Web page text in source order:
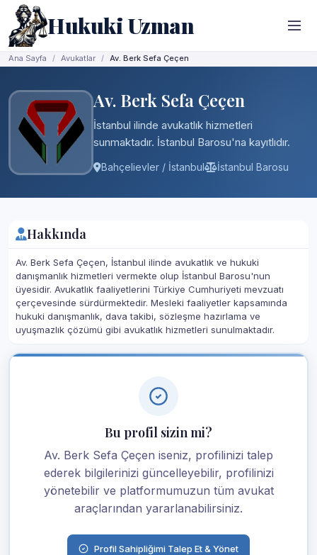
Hukuki Uzman
Ana Sayfa Avukatlar Av. Berk Sefa Çeçen
Av. Berk Sefa Çeçen
İstanbul ilinde avukatlık hizmetleri
sunmaktadır. İstanbul Barosu'na kayıtlıdır.
Bahçelievler / İstanbul İstanbul Barosu
Hakkında
Av. Berk Sefa Çeçen, İstanbul ilinde avukatlık ve hukuki
danışmanlık hizmetleri vermekte olup İstanbul Barosu'nun
üyesidir. Avukatlık faaliyetlerini Türkiye Cumhuriyeti mevzuatı
çerçevesinde sürdürmektedir. Mesleki faaliyetler kapsamında
hukuki danışmanlık, dava takibi, sözleşme hazırlama ve
uyuşmazlık çözümü gibi avukatlık hizmetleri sunulmaktadır.
Bu profil sizin mi?
Av. Berk Sefa Çeçen iseniz, profilinizi talep
ederek bilgilerinizi güncelleyebilir, profilinizi
yönetebilir ve platformumuzun tüm avukat
araçlarından yararlanabilirsiniz.
Profil Sahipliğimi Talep Et & Yönet